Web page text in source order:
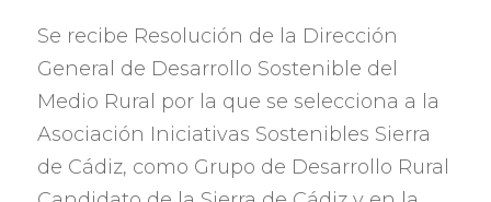
Se recibe Resolución de la Dirección
General de Desarrollo Sostenible del
Medio Rural por la que se selecciona a la
Asociación Iniciativas Sostenibles Sierra
de Cádiz, como Grupo de Desarrollo Rural